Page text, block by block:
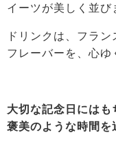
イーツが美しく並び
ドリンクは、フラ
フレーバーを、心ゆ
大切な記念日には
褒美のような時間を